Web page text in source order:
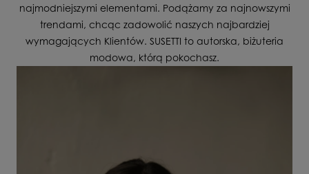
najmodniejszymi elementami. Podążamy za najnowszymi
trendami, chcąc zadowolić naszych najbardziej
wymagających Klientów. SUSETTI to autorska, biżuteria
modowa, którą pokochasz.